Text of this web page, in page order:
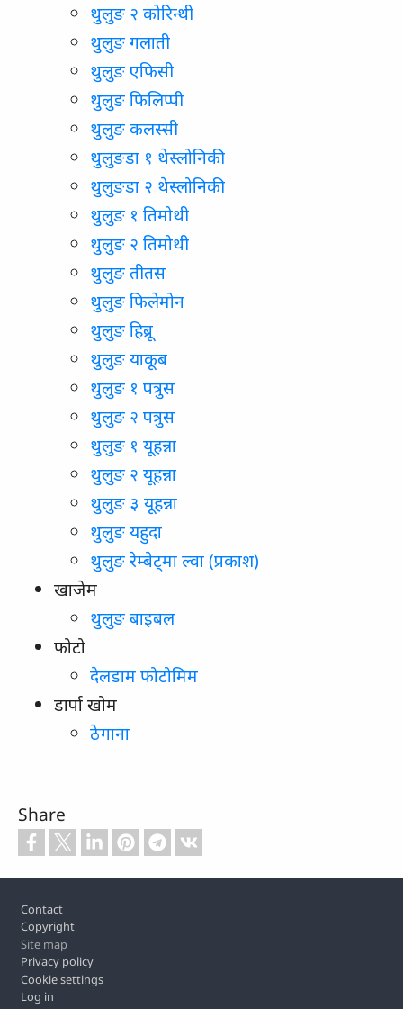
थुलुङ २ कोरिन्थी
थुलुङ गलाती
थुलुङ एफिसी
थुलुङ फिलिप्पी
थुलुङ कलस्सी
थुलुङडा १ थेस्लोनिकी
थुलुङडा २ थेस्लोनिकी
थुलुङ १ तिमोथी
थुलुङ २ तिमोथी
थुलुङ तीतस
थुलुङ फिलेमोन
थुलुङ हिब्रू
थुलुङ याकूब
थुलुङ १ पत्रुस
थुलुङ २ पत्रुस
थुलुङ १ यूहन्ना
थुलुङ २ यूहन्ना
थुलुङ ३ यूहन्ना
थुलुङ यहुदा
थुलुङ रेम्बेट्मा ल्वा (प्रकाश)
खाजेम
थुलुङ बाइबल
फोटो
देलडाम फोटोमिम
डार्पा खोम
ठेगाना
Share
Contact
Copyright
Site map
Privacy policy
Cookie settings
Log in